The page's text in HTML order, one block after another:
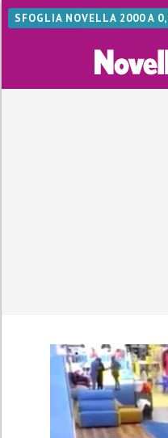
SFOGLIA NOVELLA 2000 A